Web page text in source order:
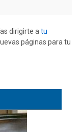
dirigirte a tu
páginas para tu